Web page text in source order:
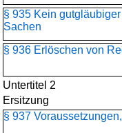
§ 935 Kein
Sachen
§ 936 Erlöschen von
Untertitel 2
Ersitzung
§ 937